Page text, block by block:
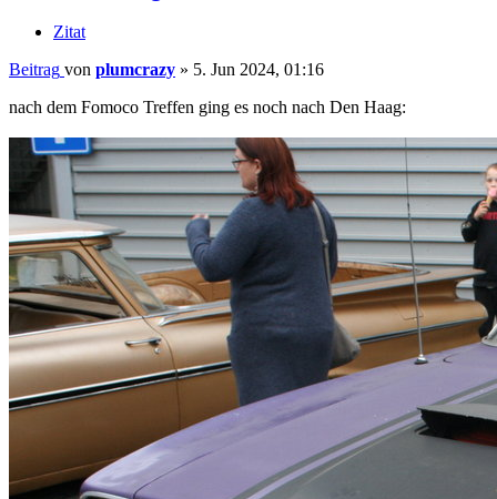
Zitat
Beitrag von plumcrazy » 5. Jun 2024, 01:16
nach dem Fomoco Treffen ging es noch nach Den Haag: